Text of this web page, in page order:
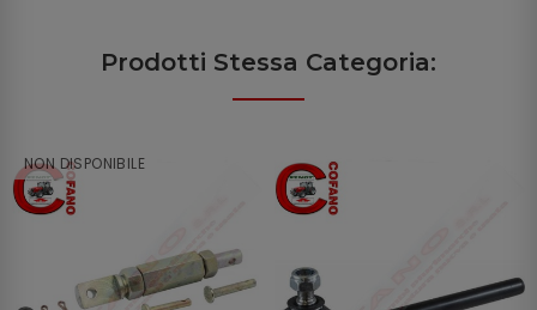
Prodotti Stessa Categoria:
NON DISPONIBILE